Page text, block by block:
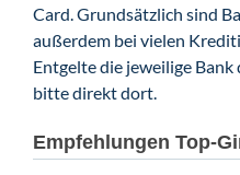
Card. Grundsätzlich sind
außerdem bei vielen
Entgelte die jeweilige
bitte direkt dort.
Empfehlungen Top-